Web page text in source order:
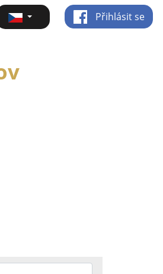
Přihlásit se